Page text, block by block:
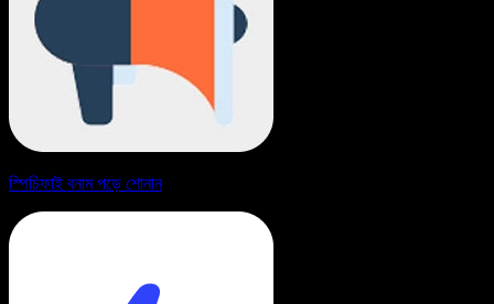
স্পিচিফাই বনাম পড়ে শোনান